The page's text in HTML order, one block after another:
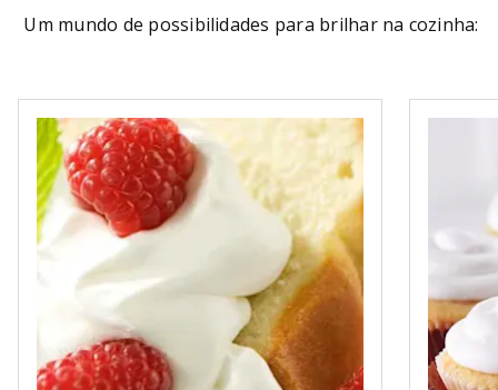
Um mundo de possibilidades para brilhar na cozinha: